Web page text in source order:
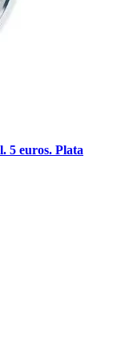
5 euros. Plata